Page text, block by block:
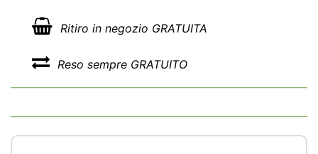
Ritiro in negozio GRATUITA
Reso sempre GRATUITO